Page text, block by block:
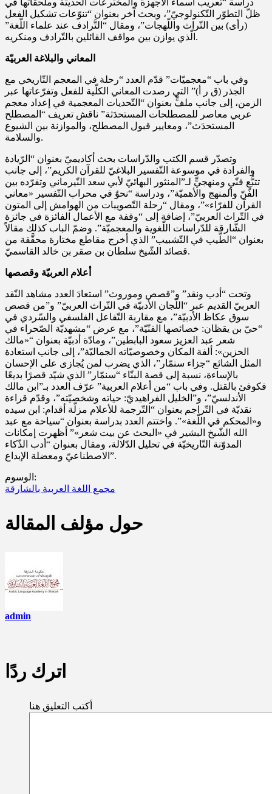
ظلّ التطوّر التّكنولوجيّ”، وبحث آخر بعنوان “تنوّعات تشكيل الفعل
(رأى) بين التّراث واللّهجات”، ومقال “التَّرادف عند علماء اللّغة”
الّذي يوازن بين مواقف القائلين بالتّرادف ومنكريه.
المعاني والبلاغة العربيّة
وفي باب “معجميّات” قدّم العدد “رحلة في المعجم التّاريخي مع
الجذر (ق ر أ)” التي رصدت المعاني الكلّية للفعل وتفرّعاتها عبر
الزمن، إلى جانب ملفٍّ بعنوان “التّحديات المعجمية في إعداد معجم
عربي معاصر للمصطلحات المستحدَثة” ناقش تعريف “المصطلح
المستحدَث”، ومعايير قبول المصطلح، والموازنة بين الشيوع
والسلامة.
وتصدّر قسم الكتب والدّراسات بحث أكاديميّ بعنوان “الرّيادة
والفرادة في موسوعة التّفسير البلاغيّ للقرآن الكريم”، إلى جانب
تتبُّعٍ فنّيٍ ومنهجيٍّ لـ”المنثور البهائيّ لأبي سعد النّيرماني وتفرّده بين
الفنّ والمنهج والأهميّة”، ودراسة “نحوٌ في محراب التّفسير «معاني
القرآن للفرّاء»”، ومقال “رحلة التّصويبات من الهوامش إلى المتون
في التّراث العربيّ”، إضافة إلى “وقفة مع الأعمال الفائزة في جائزة
الشّارقة للدّراسات اللّغوية والمعجميّة”. وضمّ الباب كذلك مقالاً
بعنوان “الطّيب في التّشبيب” الذي أخرج مقاطع مختارة محقَّقة من
قصائد الشّيخ سلطان بن صقر بن خالد القاسميّ.
أعلام العربيّة وقصصها
وتحت “أدب ونقد” و”قصص وموروث” استعادَ العدد مشاهد النّقد
العربيّ القديم عبر “اللّجان الأدبيّة في التّراث العربيّ” و”من قصص
سوق عكاظ الأدبيّة”، مع مقاربة التّفاعل الفلسفي والسّردي في
“حيّ بن يقظان: خصائصها الفنّيّة”، مع عرض “مشهديّة الصّحراء في
شعر عبد العزيز سعود البابطين”، ومادّة أدبيّة بعنوان “«مالك
الحزين»: ألفة المكان وخصوصيّاته الجماليّة”، إلى جانب استعادة
المثل الشائع “جزاء سنمّار”، الذي يضرب لمن يُجازى على الإحسان
بالإساءة، نسبة إلى قصة البنّاء “سنمّار” الذي شيّد قصرًا بديعًا
فكوفئ بالقتل. وفي باب “من أعلام العربية” عرّف العدد بـ”ابن مالك
الأندلسيّ”، و”الخليل الفراهيديّ: حياته وشخصيّته”، وقدّم قراءة
نقديّة في التّراجم بعنوان “التّرجمة للأعلام مزلّة أقدام: ابن سيده
و«المحكم في اللّغة»”. واختتم العدد بدراسة بعنوان “سياحة مع عبد
الله الشّيخ البشير في «البحث عن بيت شعر»” أظهرت إمكانات
المدوّنة التّاريخيّة في تحليل الدّلالة، ومقال بعنوان “أدب الذّكاء
الاصطناعيّ ومعضلة الإبداع”.
الوسوم:
مجمع اللغة العربية بالشارقة
حول مؤلف المقالة
admin
اترك ردًا
أكتب التعليق هنا